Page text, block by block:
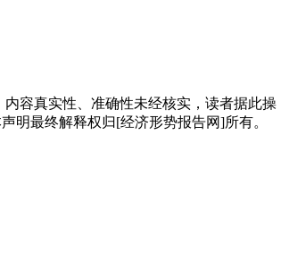
容真实性、准确性未经核实，读者据此操
明最终解释权归[经济形势报告网]所有。